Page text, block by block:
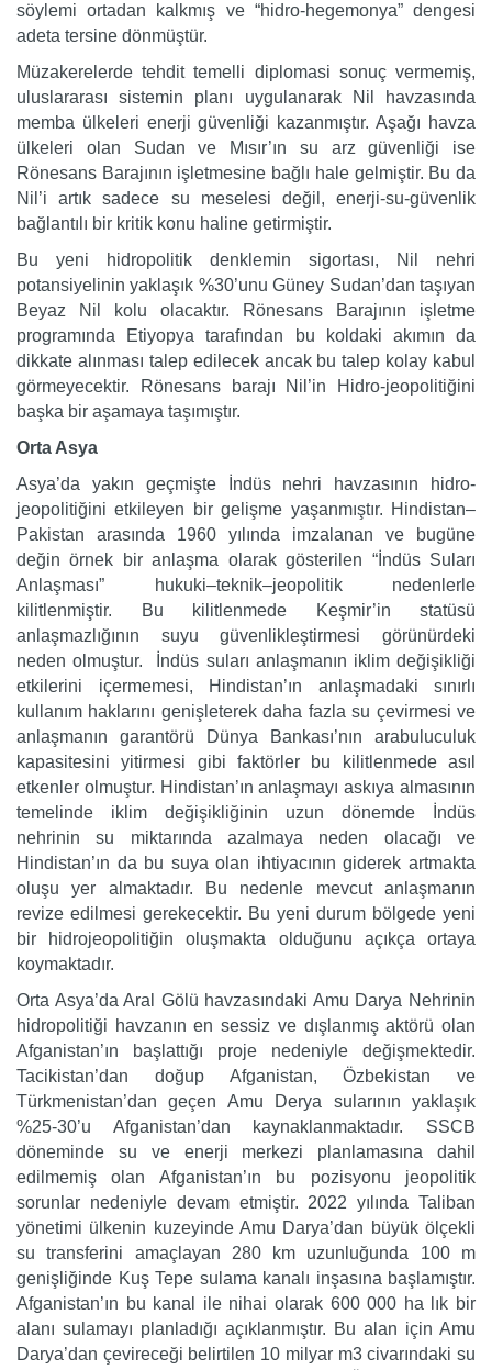
söylemi ortadan kalkmış ve “hidro-hegemonya” dengesi
adeta tersine dönmüştür.
Müzakerelerde tehdit temelli diplomasi sonuç vermemiş,
uluslararası sistemin planı uygulanarak Nil havzasında
memba ülkeleri enerji güvenliği kazanmıştır. Aşağı havza
ülkeleri olan Sudan ve Mısır’ın su arz güvenliği ise
Rönesans Barajının işletmesine bağlı hale gelmiştir. Bu da
Nil’i artık sadece su meselesi değil, enerji-su-güvenlik
bağlantılı bir kritik konu haline getirmiştir.
Bu yeni hidropolitik denklemin sigortası, Nil nehri
potansiyelinin yaklaşık %30’unu Güney Sudan’dan taşıyan
Beyaz Nil kolu olacaktır. Rönesans Barajının işletme
programında Etiyopya tarafından bu koldaki akımın da
dikkate alınması talep edilecek ancak bu talep kolay kabul
görmeyecektir. Rönesans barajı Nil’in Hidro-jeopolitiğini
başka bir aşamaya taşımıştır.
Orta Asya
Asya’da yakın geçmişte İndüs nehri havzasının hidro-
jeopolitiğini etkileyen bir gelişme yaşanmıştır. Hindistan–
Pakistan arasında 1960 yılında imzalanan ve bugüne
değin örnek bir anlaşma olarak gösterilen “İndüs Suları
Anlaşması” hukuki–teknik–jeopolitik nedenlerle
kilitlenmiştir. Bu kilitlenmede Keşmir’in statüsü
anlaşmazlığının suyu güvenlikleştirmesi görünürdeki
neden olmuştur. İndüs suları anlaşmanın iklim değişikliği
etkilerini içermemesi, Hindistan’ın anlaşmadaki sınırlı
kullanım haklarını genişleterek daha fazla su çevirmesi ve
anlaşmanın garantörü Dünya Bankası’nın arabuluculuk
kapasitesini yitirmesi gibi faktörler bu kilitlenmede asıl
etkenler olmuştur. Hindistan’ın anlaşmayı askıya almasının
temelinde iklim değişikliğinin uzun dönemde İndüs
nehrinin su miktarında azalmaya neden olacağı ve
Hindistan’ın da bu suya olan ihtiyacının giderek artmakta
oluşu yer almaktadır. Bu nedenle mevcut anlaşmanın
revize edilmesi gerekecektir. Bu yeni durum bölgede yeni
bir hidrojeopolitiğin oluşmakta olduğunu açıkça ortaya
koymaktadır.
Orta Asya’da Aral Gölü havzasındaki Amu Darya Nehrinin
hidropolitiği havzanın en sessiz ve dışlanmış aktörü olan
Afganistan’ın başlattığı proje nedeniyle değişmektedir.
Tacikistan’dan doğup Afganistan, Özbekistan ve
Türkmenistan’dan geçen Amu Derya sularının yaklaşık
%25-30’u Afganistan’dan kaynaklanmaktadır. SSCB
döneminde su ve enerji merkezi planlamasına dahil
edilmemiş olan Afganistan’ın bu pozisyonu jeopolitik
sorunlar nedeniyle devam etmiştir. 2022 yılında Taliban
yönetimi ülkenin kuzeyinde Amu Darya’dan büyük ölçekli
su transferini amaçlayan 280 km uzunluğunda 100 m
genişliğinde Kuş Tepe sulama kanalı inşasına başlamıştır.
Afganistan’ın bu kanal ile nihai olarak 600 000 ha lık bir
alanı sulamayı planladığı açıklanmıştır. Bu alan için Amu
Darya’dan çevireceği belirtilen 10 milyar m3 civarındaki su